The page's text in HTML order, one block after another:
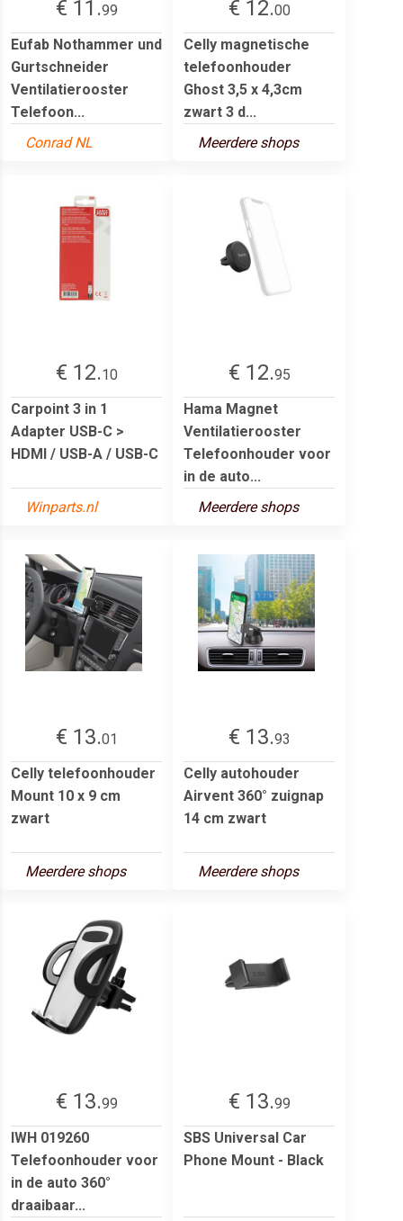
€ 11.99
Eufab Nothammer und
Gurtschneider
Ventilatierooster
Telefoon...
Conrad NL
€ 12.00
Celly magnetische
telefoonhouder
Ghost 3,5 x 4,3cm
zwart 3 d...
Meerdere shops
€ 12.10
Carpoint 3 in 1
Adapter USB-C >
HDMI / USB-A / USB-C
Winparts.nl
€ 12.95
Hama Magnet
Ventilatierooster
Telefoonhouder voor
in de auto...
Meerdere shops
€ 13.01
Celly telefoonhouder
Mount 10 x 9 cm
zwart
Meerdere shops
€ 13.93
Celly autohouder
Airvent 360° zuignap
14 cm zwart
Meerdere shops
€ 13.99
IWH 019260
Telefoonhouder voor
in de auto 360°
draaibaar...
€ 13.99
SBS Universal Car
Phone Mount - Black